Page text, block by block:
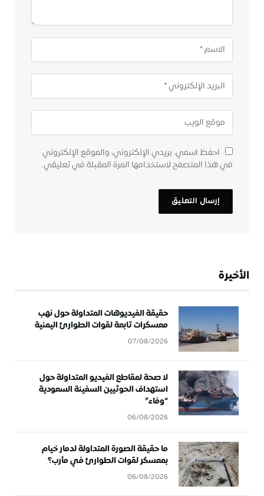
احفظ اسمي، بريدي الإلكتروني، والموقع الإلكتروني
في هذا المتصفح لاستخدامها المرة المقبلة في تعليقي.
الأخيرة
حقيقة الفيديوهات المتداولة حول نهب
معسكرات تابعة لقوات الطوارئ اليمنية
07/08/2026
لا صحة لمقاطع الفيديو المتداولة حول
استهداف الحوثيين السفينة السعودية
“وفاء”
06/08/2026
ما حقيقة الصورة المتداولة لدمار خيام
بمعسكر لقوات الطوارئ في مأرب؟
06/08/2026